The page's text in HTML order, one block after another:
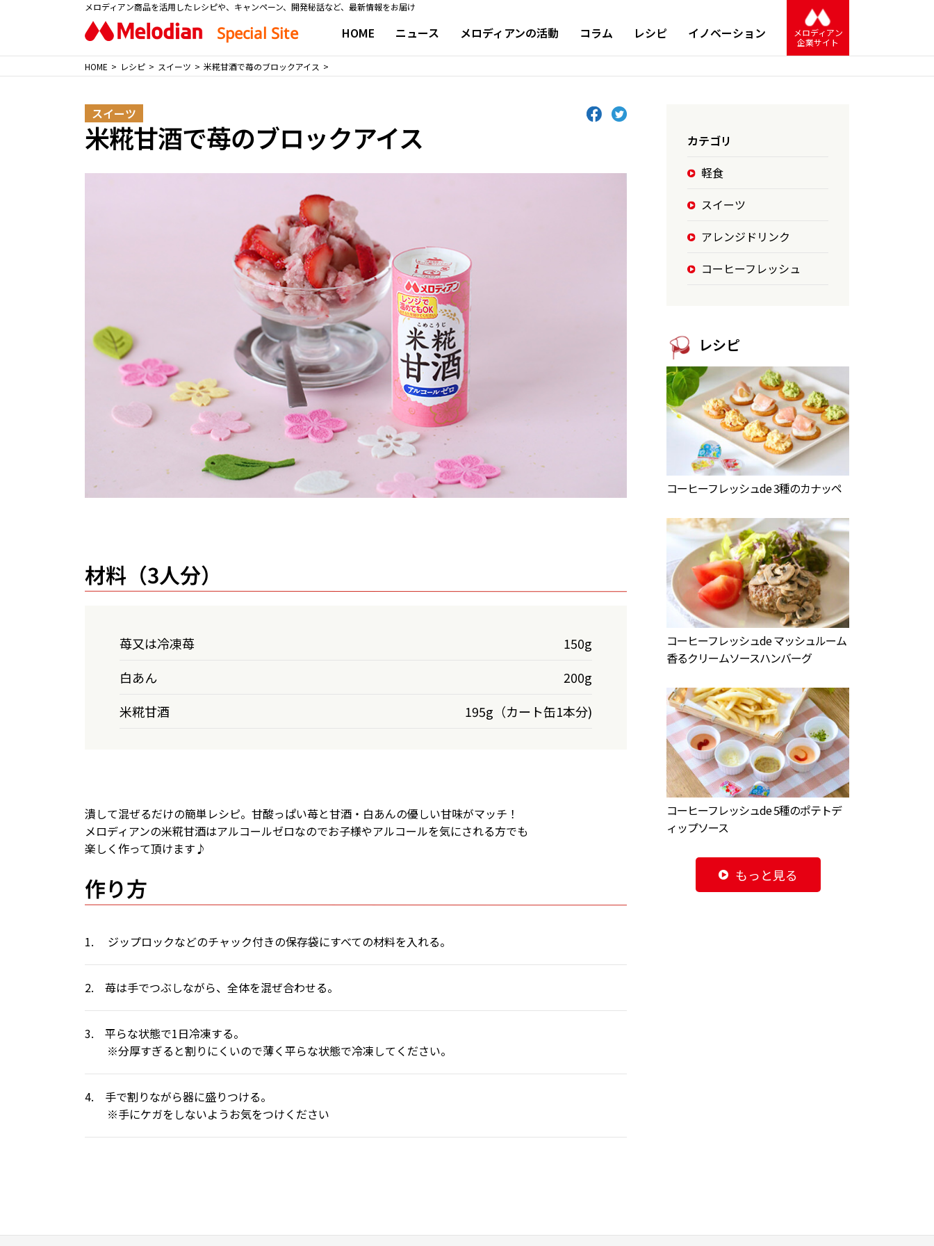
メロディアン商品を活用したレシピや、キャンペーン、開発秘話など、最新情報をお届け
Special Site HOME ニュース メロディアンの活動 コラム レシピ イノベーション
メロディアン
企業サイト
HOME レシピ スイーツ 米糀甘酒で苺のブロックアイス
スイーツ
米糀甘酒で苺のブロックアイス
材料（3人分）
苺又は冷凍苺
150g
白あん
200g
米糀甘酒
195g（カート缶1本分)
潰して混ぜるだけの簡単レシピ。甘酸っぱい苺と甘酒・白あんの優しい甘味がマッチ！
メロディアンの米糀甘酒はアルコールゼロなのでお子様やアルコールを気にされる方でも
楽しく作って頂けます♪
作り方
1. ジップロックなどのチャック付きの保存袋にすべての材料を入れる。
2. 苺は手でつぶしながら、全体を混ぜ合わせる。
3. 平らな状態で1日冷凍する。
※分厚すぎると割りにくいので薄く平らな状態で冷凍してください。
4. 手で割りながら器に盛りつける。
※手にケガをしないようお気をつけください
カテゴリ
軽食
スイーツ
アレンジドリンク
コーヒーフレッシュ
レシピ
コーヒーフレッシュde 3種のカナッペ
コーヒーフレッシュde マッシュルーム
香るクリームソースハンバーグ
コーヒーフレッシュde 5種のポテトデ
ィップソース
もっと見る